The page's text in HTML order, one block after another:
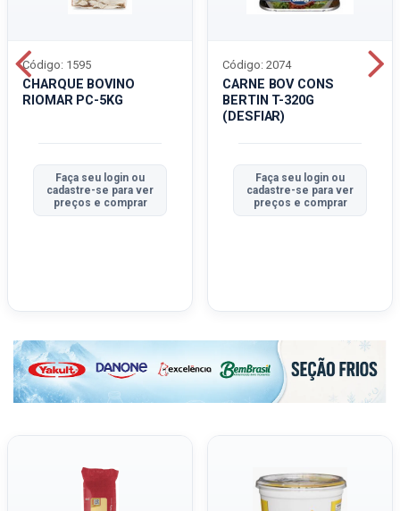
CHARQUE BOVINO
RIOMAR PC-5KG
Código: 1595
Faça seu login ou
cadastre-se para ver
preços e comprar
CARNE BOV CONS
BERTIN T-320G
(DESFIAR)
Código: 2074
Faça seu login ou
cadastre-se para ver
preços e comprar